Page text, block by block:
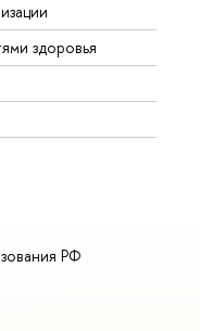
здоровья
РФ